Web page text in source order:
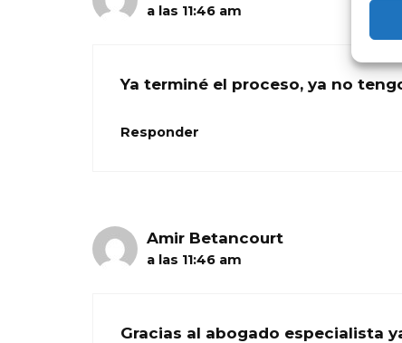
a las 11:46 am
Ya terminé el proceso, ya no
Responder
Amir Betancourt
a las 11:46 am
Gracias al abogado especialista